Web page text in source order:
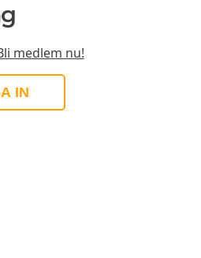
medlem nu!
IN